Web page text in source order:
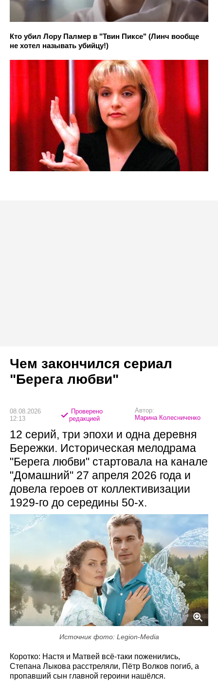
Кто убил Лору Палмер в "Твин Пиксе" (Линч вообще
не хотел называть убийцу!)
Чем закончился сериал
"Берега любви"
08.08.2026
12:13
Проверено
редакцией
Автор:
Марина Колесниченко
12 серий, три эпохи и одна деревня
Бережки. Историческая мелодрама
"Берега любви" стартовала на канале
"Домашний" 27 апреля 2026 года и
довела героев от коллективизации
1929-го до середины 50-х.
Источник фото: Legion-Media
Коротко: Настя и Матвей всё-таки поженились,
Степана Лыкова расстреляли, Пётр Волков погиб, а
пропавший сын главной героини нашёлся.